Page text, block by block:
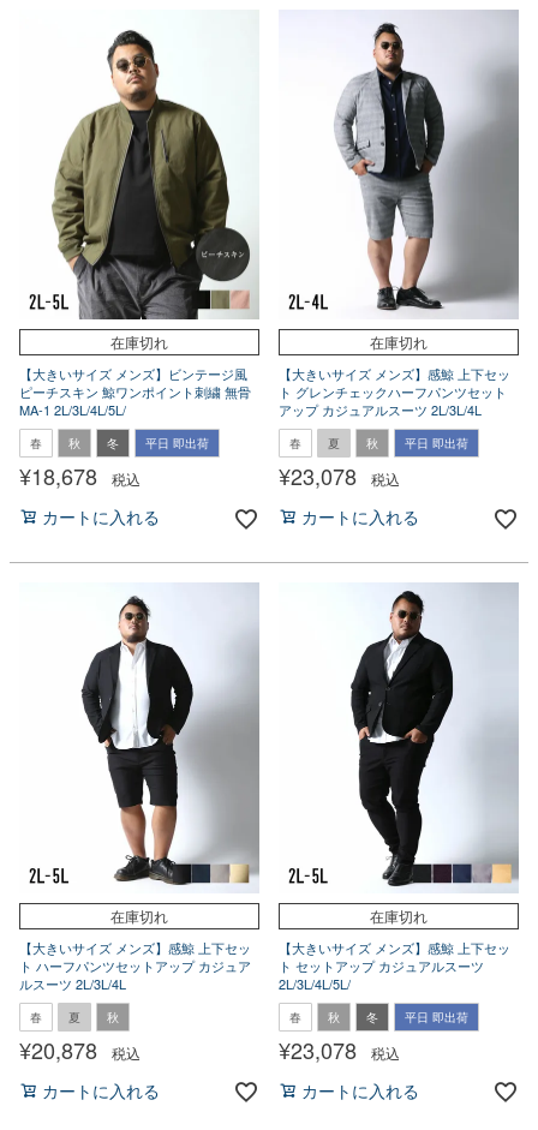
在庫切れ
【大きいサイズ メンズ】ビンテージ風
ピーチスキン 鯨ワンポイント刺繍 無骨
MA-1 2L/3L/4L/5L/
春 秋 冬 平日 即出荷
¥18,678 税込
カートに入れる
在庫切れ
【大きいサイズ メンズ】感鯨 上下セッ
ト グレンチェックハーフパンツセット
アップ カジュアルスーツ 2L/3L/4L
春 夏 秋 平日 即出荷
¥23,078 税込
カートに入れる
在庫切れ
【大きいサイズ メンズ】感鯨 上下セッ
ト ハーフパンツセットアップ カジュア
ルスーツ 2L/3L/4L
春 夏 秋
¥20,878 税込
カートに入れる
在庫切れ
【大きいサイズ メンズ】感鯨 上下セッ
ト セットアップ カジュアルスーツ
2L/3L/4L/5L/
春 秋 冬 平日 即出荷
¥23,078 税込
カートに入れる